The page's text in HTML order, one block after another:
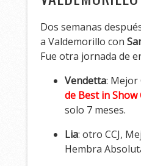
Dos semanas
a Valdemorillo con
Fue otra jornada de
Vendetta: Mejor
de Best in
solo 7 meses.
Lia: otro CCJ,
Hembra